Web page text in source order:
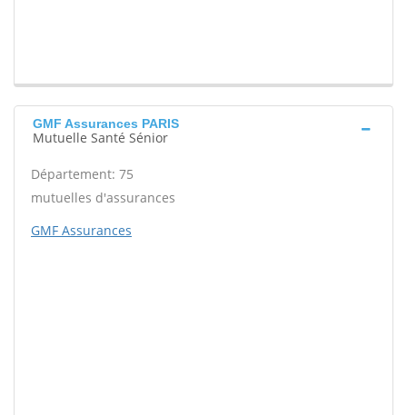
GMF Assurances PARIS
Mutuelle Santé Sénior
Département: 75
mutuelles d'assurances
GMF Assurances